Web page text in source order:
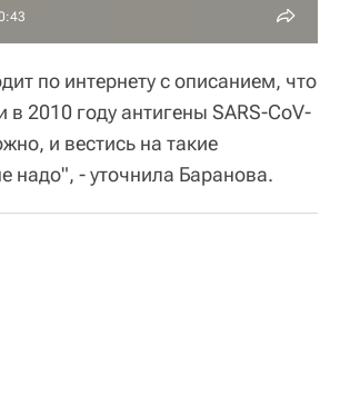
по интернету с описанием, что
в 2010 году антигены SARS-CoV-
и вестись на такие
надо", - уточнила Баранова.